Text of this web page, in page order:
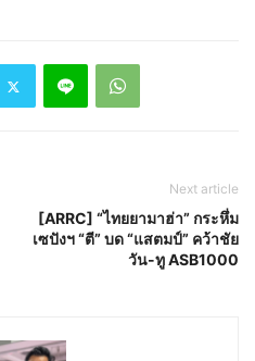
Next article
[ARRC] “ไทยยามาฮ่า” กระหึ่ม
เซปังฯ “ตี” บด “แสตมป์” คว้าชัย
วัน-ทู ASB1000